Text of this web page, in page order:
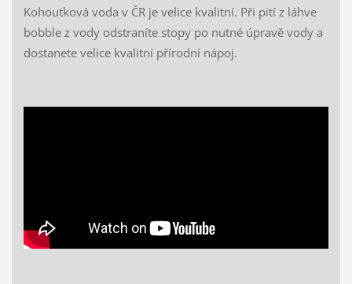
Kohoutková voda v ČR je velice kvalitní. Při pití z láhve
bobble z vody odstraníte stopy po nutné úpravě vody a
dostanete velice kvalitní přírodní nápoj.